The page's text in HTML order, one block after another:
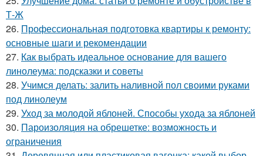
Т-Ж
26. Профессиональная подготовка квартиры к ремонту:
основные шаги и рекомендации
27. Как выбрать идеальное основание для вашего
линолеума: подсказки и советы
28. Учимся делать: залить наливной пол своими руками
под линолеум
29. Уход за молодой яблоней. Способы ухода за яблоней
30. Пароизоляция на обрешетке: возможность и
ограничения